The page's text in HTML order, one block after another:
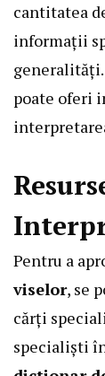
cantitatea
informații
poate oferi
Pentru a
viselor, se
cărți
specialiști